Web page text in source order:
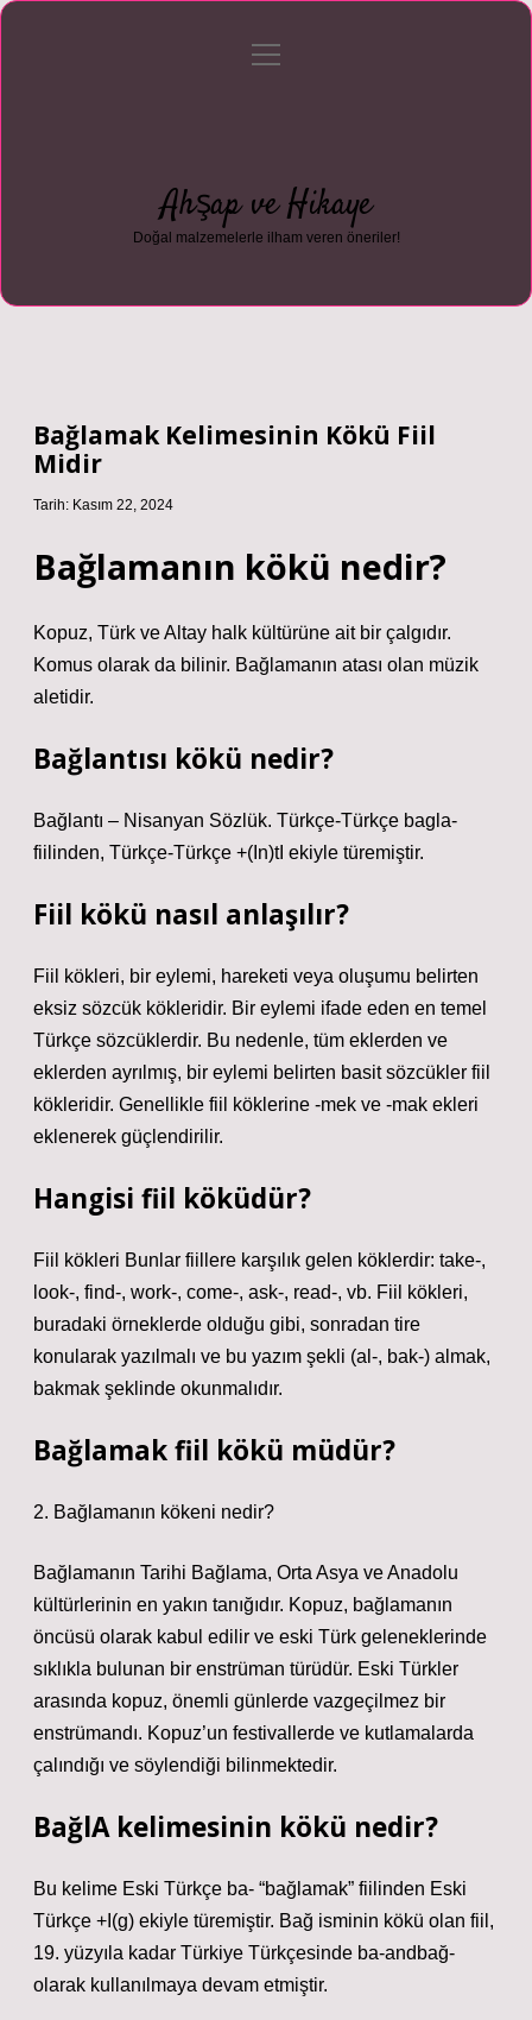
Gizlilik Politikası
menüyü
Ahşap ve Hikaye
Doğal malzemelerle ilham veren öneriler!
Bağlamak Kelimesinin Kökü Fiil
Midir
Tarih: Kasım 22, 2024
Bağlamanın kökü nedir?
Kopuz, Türk ve Altay halk kültürüne ait bir çalgıdır.
Komus olarak da bilinir. Bağlamanın atası olan müzik
aletidir.
Bağlantısı kökü nedir?
Bağlantı – Nisanyan Sözlük. Türkçe-Türkçe bagla-
fiilinden, Türkçe-Türkçe +(In)tI ekiyle türemiştir.
Fiil kökü nasıl anlaşılır?
Fiil kökleri, bir eylemi, hareketi veya oluşumu belirten
eksiz sözcük kökleridir. Bir eylemi ifade eden en temel
Türkçe sözcüklerdir. Bu nedenle, tüm eklerden ve
eklerden ayrılmış, bir eylemi belirten basit sözcükler fiil
kökleridir. Genellikle fiil köklerine -mek ve -mak ekleri
eklenerek güçlendirilir.
Hangisi fiil köküdür?
Fiil kökleri Bunlar fiillere karşılık gelen köklerdir: take-,
look-, find-, work-, come-, ask-, read-, vb. Fiil kökleri,
buradaki örneklerde olduğu gibi, sonradan tire
konularak yazılmalı ve bu yazım şekli (al-, bak-) almak,
bakmak şeklinde okunmalıdır.
Bağlamak fiil kökü müdür?
2. Bağlamanın kökeni nedir?
Bağlamanın Tarihi Bağlama, Orta Asya ve Anadolu
kültürlerinin en yakın tanığıdır. Kopuz, bağlamanın
öncüsü olarak kabul edilir ve eski Türk geleneklerinde
sıklıkla bulunan bir enstrüman türüdür. Eski Türkler
arasında kopuz, önemli günlerde vazgeçilmez bir
enstrümandı. Kopuz’un festivallerde ve kutlamalarda
çalındığı ve söylendiği bilinmektedir.
BağlA kelimesinin kökü nedir?
Bu kelime Eski Türkçe ba- “bağlamak” fiilinden Eski
Türkçe +I(g) ekiyle türemiştir. Bağ isminin kökü olan fiil,
19. yüzyıla kadar Türkiye Türkçesinde ba-andbağ-
olarak kullanılmaya devam etmiştir.